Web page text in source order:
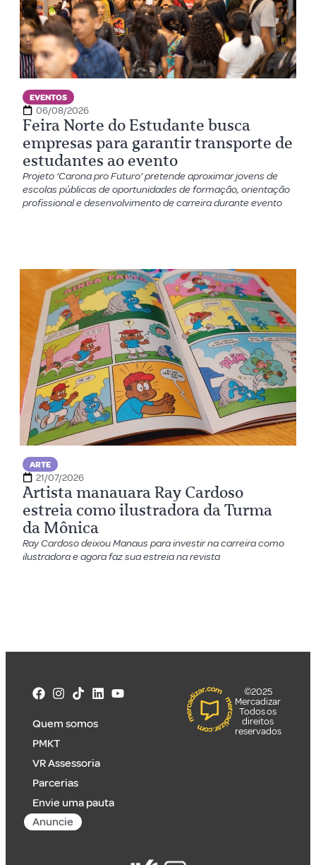
EVENTOS
06/08/2026
Feira Norte do Estudante busca
empresas para garantir transporte de
estudantes ao evento
Projeto ‘Carona pro Futuro’ pretende aproximar jovens de
escolas públicas de oportunidades de formação, orientação
profissional e desenvolvimento de carreira durante evento
ARTE
21/07/2026
Artista manauara Ray Cardoso
estreia como ilustradora da Turma
da Mônica
Ray Cardoso deixou Manaus para investir na carreira como
ilustradora e agora faz sua estreia na revista
Quem somos
PMKT
VR Assessoria
Parcerias
Envie uma pauta
Anuncie
©2025
Mercadizar
Todos os
direitos
reservados